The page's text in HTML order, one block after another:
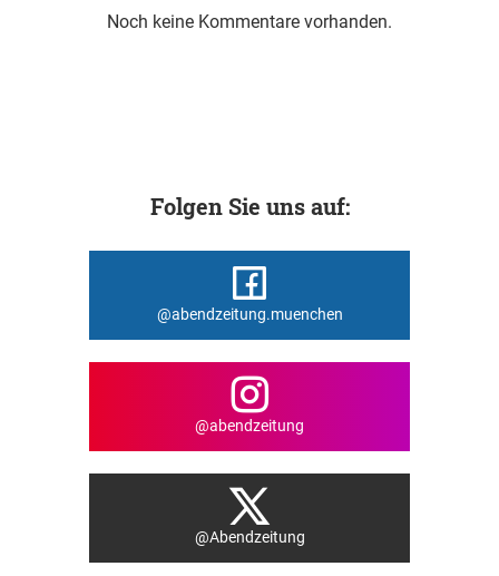
Noch keine Kommentare vorhanden.
Folgen Sie uns auf:
@abendzeitung.muenchen
@abendzeitung
@Abendzeitung